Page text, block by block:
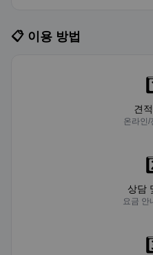
📋 이용 방법
견
온라인/
상담
요금 안